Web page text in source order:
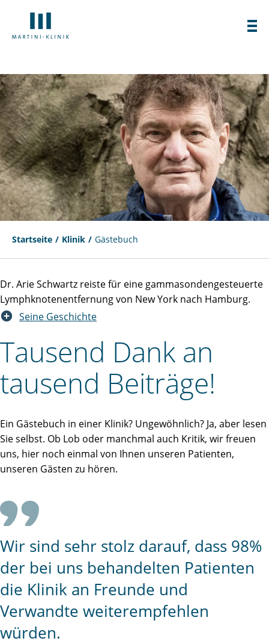
Startseite Klinik Gästebuch
Dr. Arie Schwartz reiste für eine gammasondengesteuerte
Lymphknotenentfernung von New York nach Hamburg.
Seine Geschichte
Tausend Dank an
tausend Beiträge!
Ein Gästebuch in einer Klinik? Ungewöhnlich? Ja, aber lesen
Sie selbst. Ob Lob oder manchmal auch Kritik, wir freuen
uns, hier noch einmal von Ihnen unseren Patienten,
unseren Gästen zu hören.
Wir sind sehr stolz darauf, dass 98%
der bei uns behandelten Patienten
die Klinik an Freunde und
Verwandte weiterempfehlen
würden.